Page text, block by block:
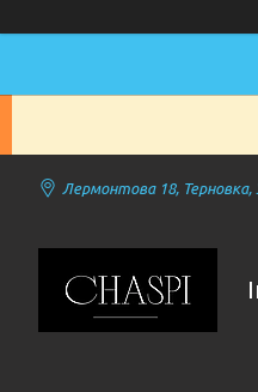
Лермонтова 18, Терновка,